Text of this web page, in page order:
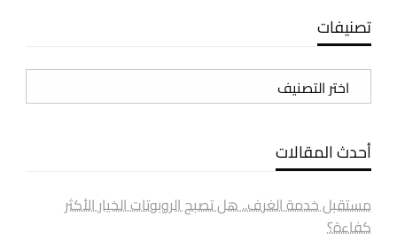
تصنيفات
تصنيفات
أحدث المقالات
مستقبل خدمة الغرف.. هل تصبح الروبوتات الخيار الأكثر
كفاءة؟